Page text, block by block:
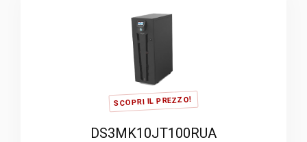
SCOPRI IL PREZZO!
DS3MK10JT100RUA